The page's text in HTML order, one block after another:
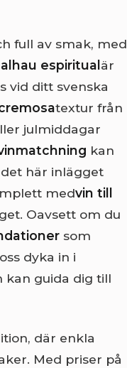
full av smak, med
espiritual är
vid ditt svenska
textur från
julmiddagar
kan
här inlägget
medvin till
Oavsett om du
som
dyka in i
kan guida dig till
där enkla
Med priser på